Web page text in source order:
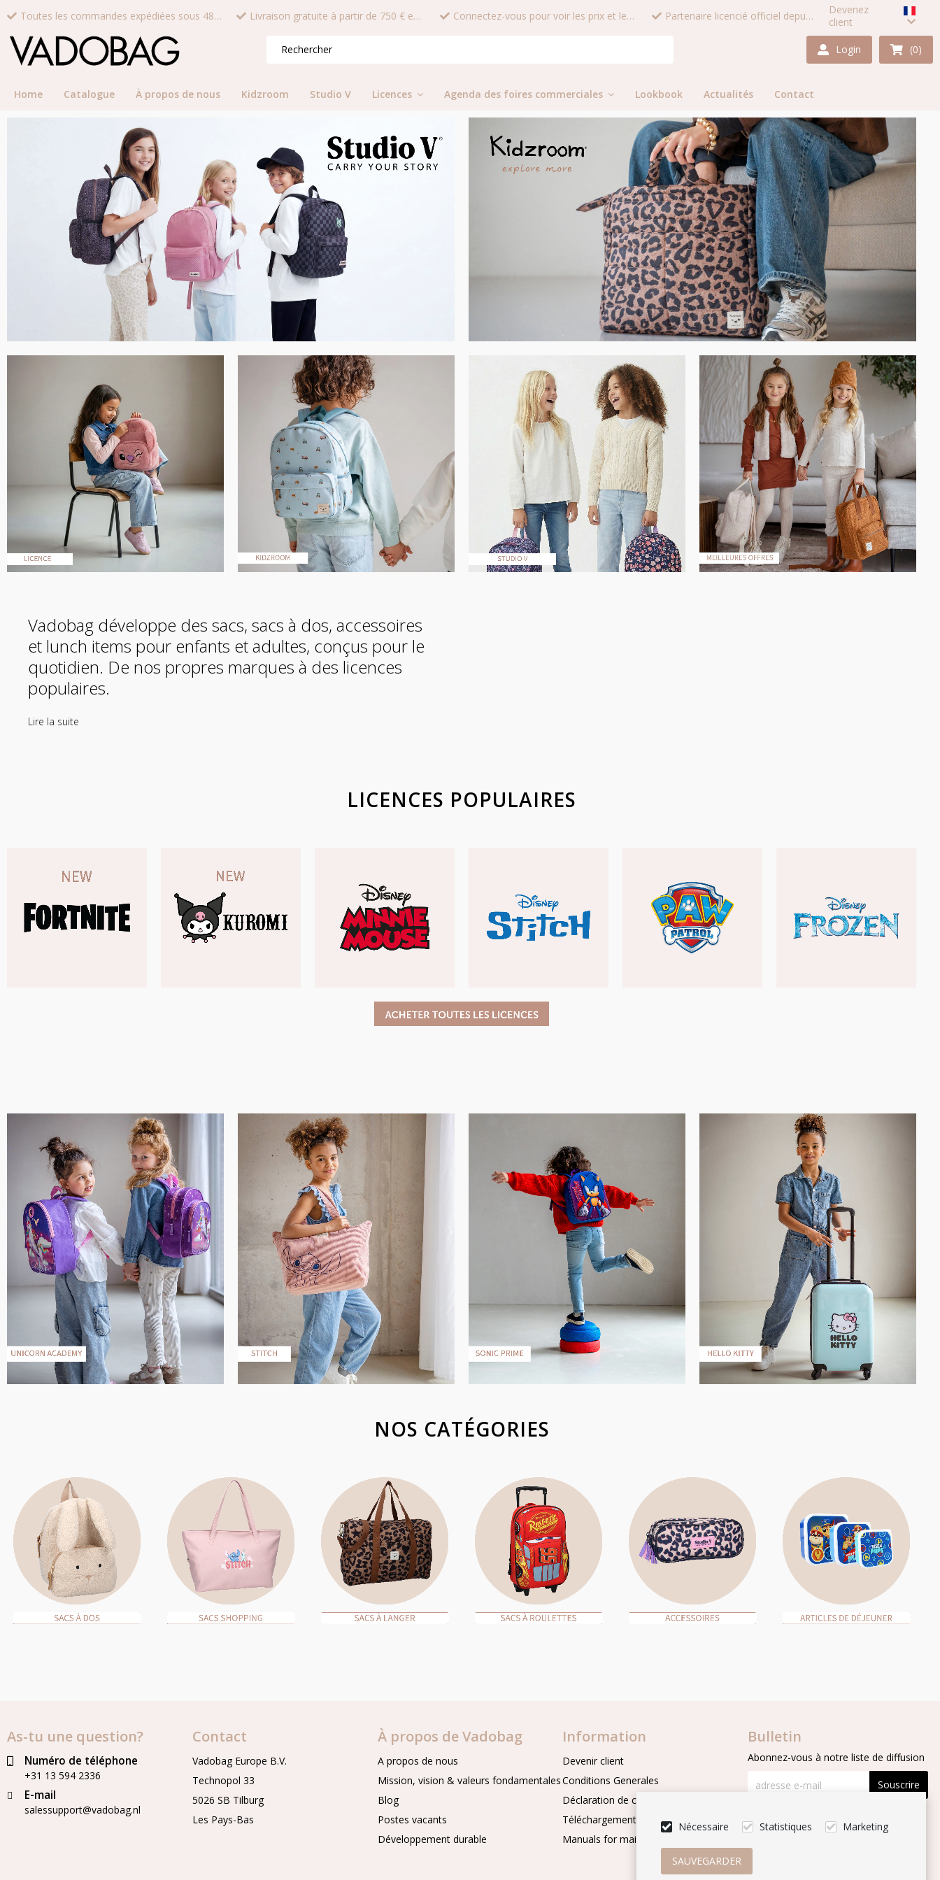
Nécessaire Statistiques Marketing
Toutes les commandes expédiées sous 48 heures* Livraison gratuite à partir de 750 € en France Connectez-vous pour voir les prix et les photos Partenaire licencié officiel depuis 1987
Devenez
client
Login (0)
Home Catalogue À propos de nous Kidzroom Studio V Licences Agenda des foires commerciales Lookbook Actualités Contact
Vadobag développe des sacs, sacs à dos, accessoires
et lunch items pour enfants et adultes, conçus pour le
quotidien. De nos propres marques à des licences
populaires.
Lire la suite
LICENCES POPULAIRES
NOS CATÉGORIES
As-tu une question?
Numéro de téléphone
+31 13 594 2336
E-mail
salessupport@vadobag.nl
Contact
Vadobag Europe B.V.
Technopol 33
5026 SB Tilburg
Les Pays-Bas
À propos de Vadobag
A propos de nous
Mission, vision & valeurs fondamentales
Blog
Postes vacants
Développement durable
Information
Devenir client
Conditions Generales
Déclaration de confidentialité
Téléchargements
Manuals for maintenance and repair
Bulletin
Abonnez-vous à notre liste de diffusion
Souscrire
Suivez-nous